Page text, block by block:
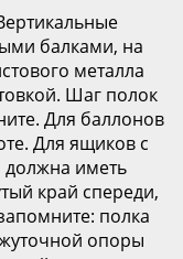
балками, на
металла
Шаг полок
Для баллонов
Для ящиков с
иметь
край спереди,
полка
опоры